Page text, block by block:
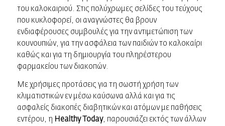
του καλοκαιριού. Στις πολύχρωμες σελίδες του τεύχους
που κυκλοφορεί, οι αναγνώστες θα βρουν
ενδιαφέρουσες συμβουλές για την αντιμετώπιση των
κουνουπιών, για την ασφάλεια των παιδιών το καλοκαίρι
καθώς και για τη δημιουργία του πληρέστερου
φαρμακείου των διακοπών.
Με χρήσιμες προτάσεις για τη σωστή χρήση των
κλιματιστικών εν μέσω καύσωνα αλλά και για τις
ασφαλείς διακοπές διαβητικών και ατόμων με παθήσεις
εντέρου, η Healthy Today, παρουσιάζει εκτός των άλλων